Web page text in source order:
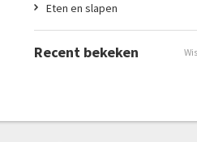
Eten en slapen
Recent bekeken